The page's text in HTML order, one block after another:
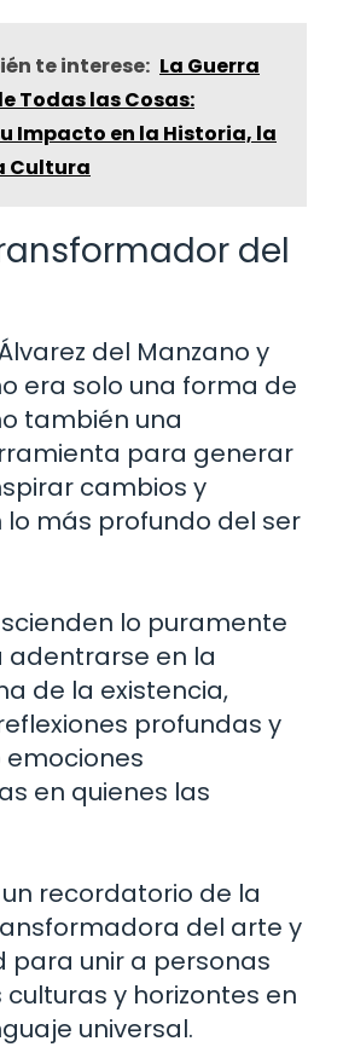
te interese: La Guerra
Todas las Cosas:
Impacto en la Historia, la
Cultura
del
del Manzano y
era solo una forma de
también una
para generar
cambios y
más profundo del ser
lo puramente
en la
de la existencia,
profundas y
en quienes las
recordatorio de la
del arte y
para unir a personas
y horizontes en
universal.